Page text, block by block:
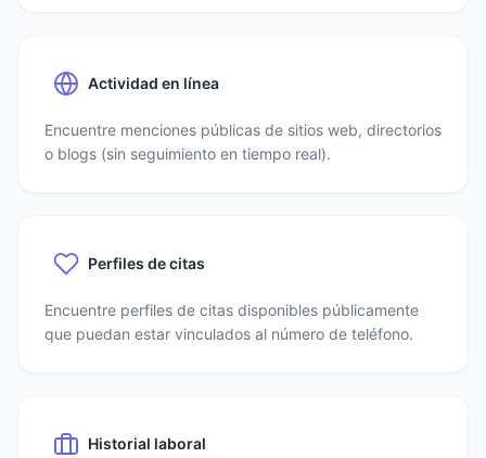
Actividad en línea
Encuentre menciones públicas de sitios web, directorios
o blogs (sin seguimiento en tiempo real).
Perfiles de citas
Encuentre perfiles de citas disponibles públicamente
que puedan estar vinculados al número de teléfono.
Historial laboral